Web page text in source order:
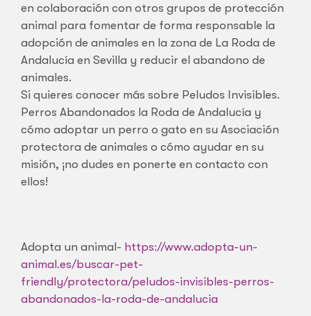
en colaboración con otros grupos de protección
animal para fomentar de forma responsable la
adopción de animales en la zona de La Roda de
Andalucía en Sevilla y reducir el abandono de
animales.
Si quieres conocer más sobre Peludos Invisibles.
Perros Abandonados la Roda de Andalucía y
cómo adoptar un perro o gato en su Asociación
protectora de animales o cómo ayudar en su
misión, ¡no dudes en ponerte en contacto con
ellos!
Adopta un animal- https://www.adopta-un-
animal.es/buscar-pet-
friendly/protectora/peludos-invisibles-perros-
abandonados-la-roda-de-andalucia